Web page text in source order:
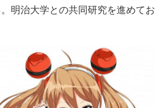
明治大学との共同研究を進めてお